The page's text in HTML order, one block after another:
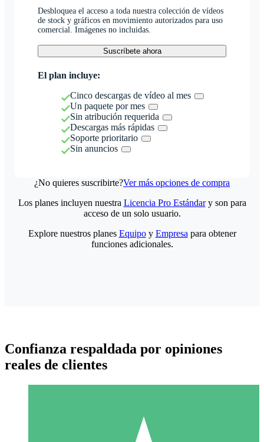
Desbloquea el acceso a toda nuestra colección de vídeos
de stock y gráficos en movimiento autorizados para uso
comercial. Imágenes no incluidas.
Suscríbete ahora
El plan incluye:
Cinco descargas de vídeo al mes
Un paquete por mes
Sin atribución requerida
Descargas más rápidas
Soporte prioritario
Sin anuncios
¿No quieres suscribirte?Ver más opciones de compra
Los planes incluyen nuestra Licencia Pro Estándary son para
acceso de un solo usuario.
Explore nuestros planes Equipoy Empresa para obtener
funciones adicionales.
Confianza respaldada por opiniones
reales de clientes